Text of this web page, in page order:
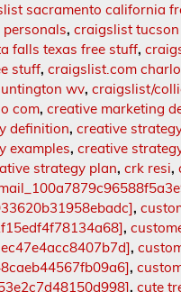
sacramento california
, craigslist
falls texas free stuff,
stuff, craigslist.com
wv, craigslist/
com, creative marketing
definition, creative
examples, creative
strategy plan, crk resi,
,
,
,
,
, cute